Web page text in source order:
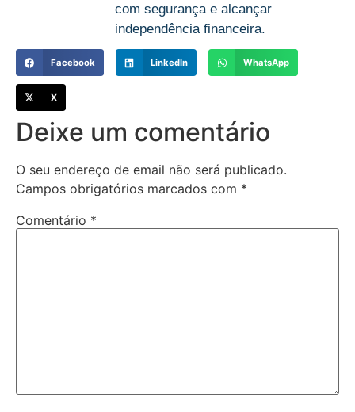
com segurança e alcançar
independência financeira.
Facebook LinkedIn WhatsApp
X
Deixe um comentário
O seu endereço de email não será publicado.
Campos obrigatórios marcados com *
Comentário *